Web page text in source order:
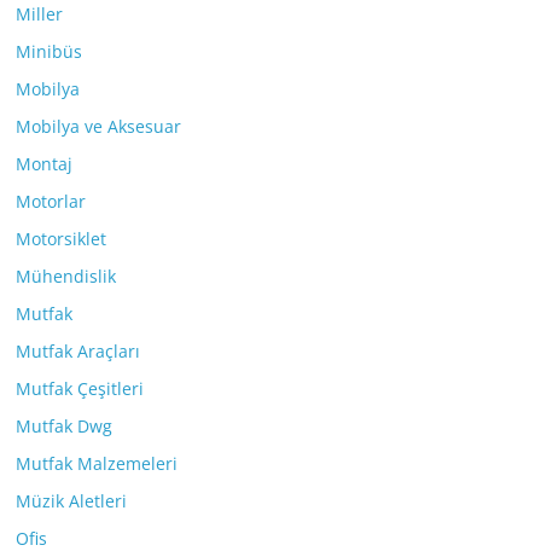
Miller
Minibüs
Mobilya
Mobilya ve Aksesuar
Montaj
Motorlar
Motorsiklet
Mühendislik
Mutfak
Mutfak Araçları
Mutfak Çeşitleri
Mutfak Dwg
Mutfak Malzemeleri
Müzik Aletleri
Ofis